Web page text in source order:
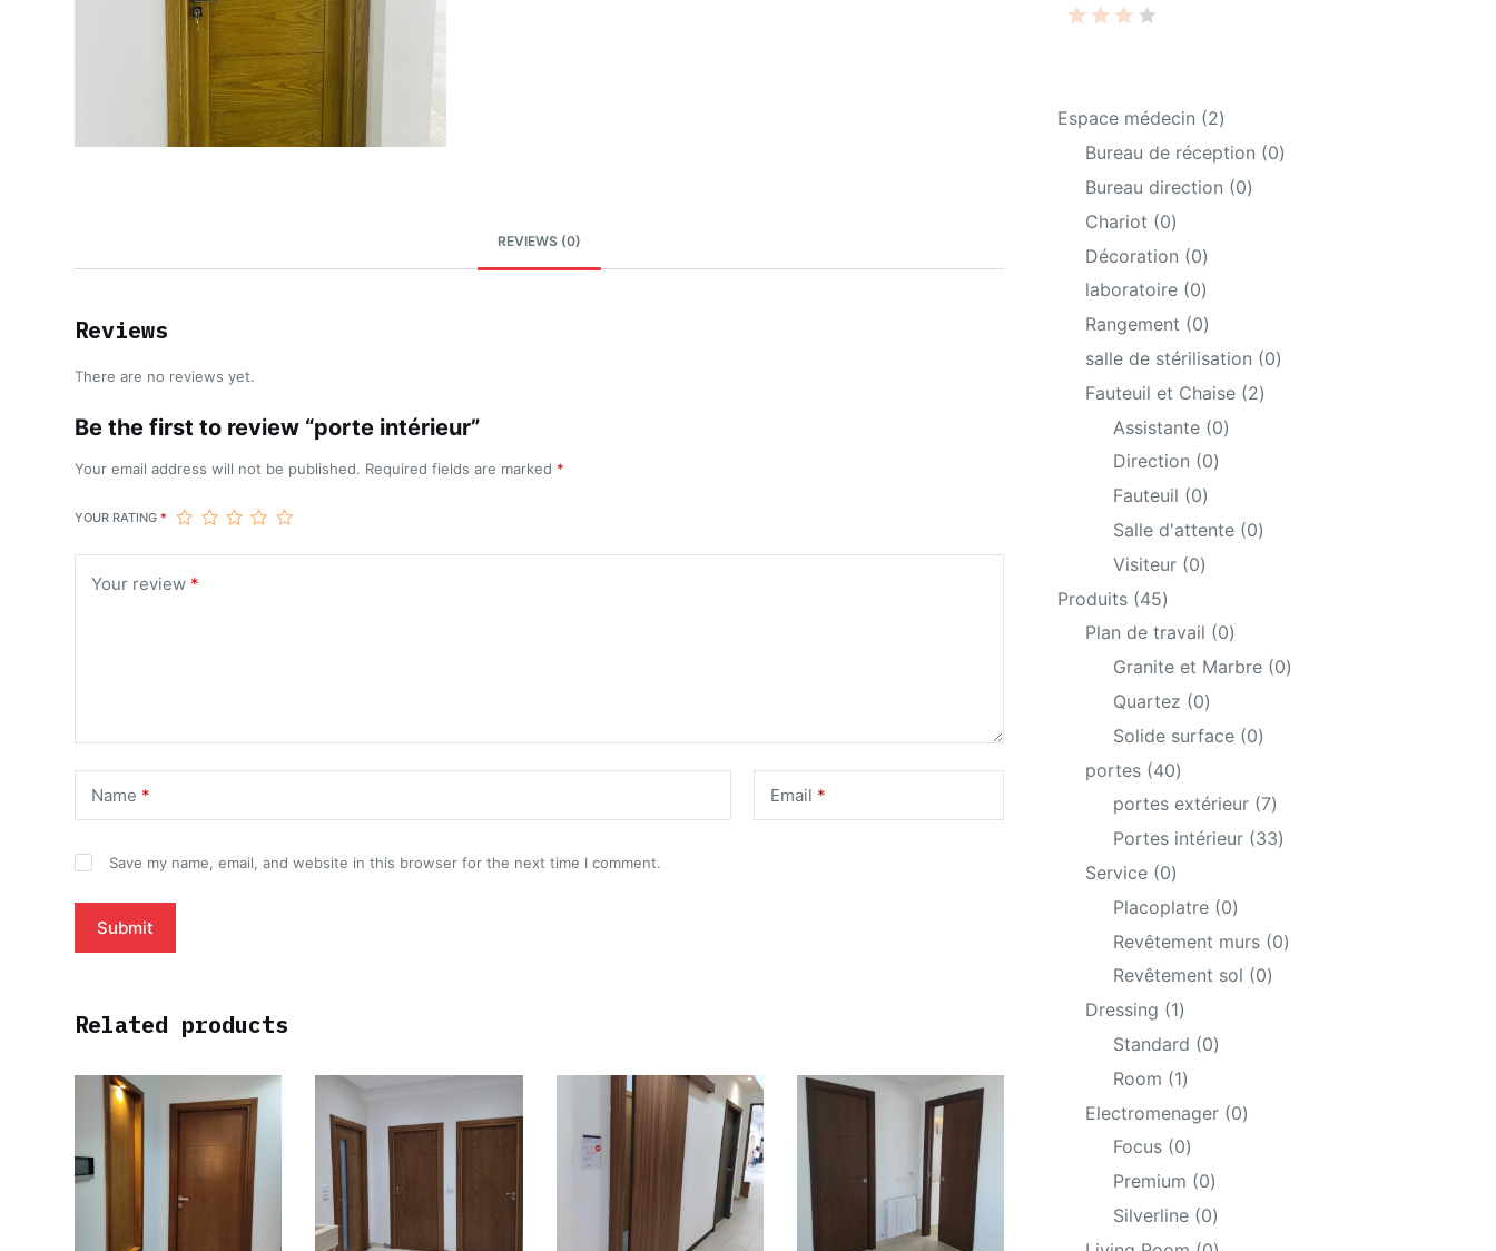
REVIEWS (0)
Reviews
There are no reviews yet.
Be the first to review “porte intérieur”
Your email address will not be published. Required fields are marked *
YOUR RATING*
Your review *
Name * Email *
Save my name, email, and website in this browser for the next time I comment.
Submit
Related products
out
d on
cust
Espace médecin 22
products
Bureau de réception 00
Bureau direction 00
Chariot 00
products
Décoration 00
products
laboratoire 00
products
Rangement 00
products
salle de stérilisation 00
Fauteuil et Chaise 22
Assistante 00
Direction 00
Fauteuil 00
products
Salle d'attente 00
Visiteur 00
Produits 4545
products
Plan de travail 00
products
Granite et Marbre 00
Quartez 00
products
Solide surface 00
portes 4040
products
portes extérieur 77
products
Portes intérieur 3333
Service 00
products
Placoplatre 00
products
Revêtement murs 00
Revêtement sol 00
Dressing 11
product
Standard 00
Room 11
product
Electromenager 00
Focus 00
products
Premium 00
products
Silverline 00
products